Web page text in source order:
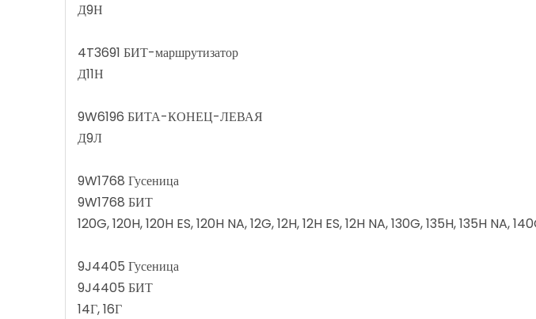
Д9Н
4T3691 БИТ-маршрутизатор
Д11Н
9W6196 БИТА-КОНЕЦ-ЛЕВАЯ
Д9Л
9W1768 Гусеница
9W1768 БИТ
120G, 120H, 120H ES, 120H NA, 12G, 12H, 12H ES, 12H NA, 130G, 135H, 135H NA,
9J4405 Гусеница
9J4405 БИТ
14Г, 16Г